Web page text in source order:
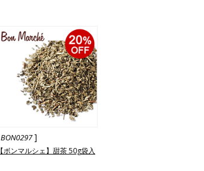
BON0297]
【ボンマルシェ】甜茶 50g袋入